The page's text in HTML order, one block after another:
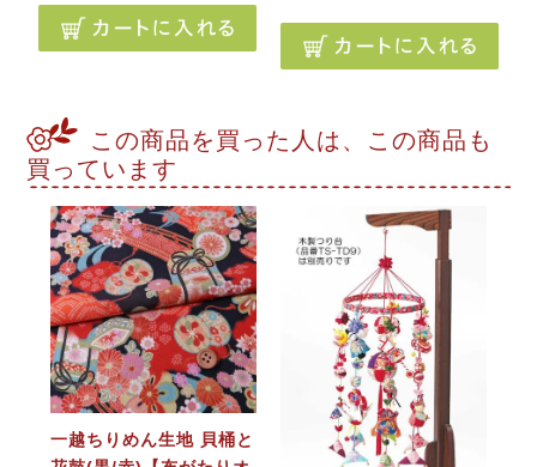
この商品を買った人は、この商品も
買っています
一越ちりめん生地 貝桶と